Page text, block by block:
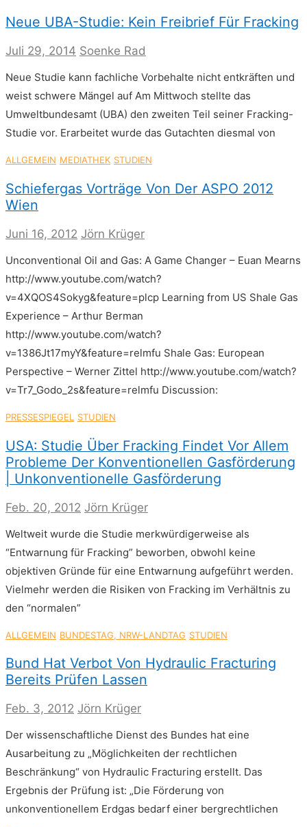
Neue UBA-Studie: Kein Freibrief Für Fracking
Juli 29, 2014 Soenke Rad
Neue Studie kann fachliche Vorbehalte nicht entkräften und
weist schwere Mängel auf Am Mittwoch stellte das
Umweltbundesamt (UBA) den zweiten Teil seiner Fracking-
Studie vor. Erarbeitet wurde das Gutachten diesmal von
ALLGEMEIN MEDIATHEK STUDIEN
Schiefergas Vorträge Von Der ASPO 2012
Wien
Juni 16, 2012 Jörn Krüger
Unconventional Oil and Gas: A Game Changer – Euan Mearns
http://www.youtube.com/watch?
v=4XQOS4Sokyg&feature=plcp Learning from US Shale Gas
Experience – Arthur Berman
http://www.youtube.com/watch?
v=1386Jt17myY&feature=relmfu Shale Gas: European
Perspective – Werner Zittel http://www.youtube.com/watch?
v=Tr7_Godo_2s&feature=relmfu Discussion:
PRESSESPIEGEL STUDIEN
USA: Studie Über Fracking Findet Vor Allem
Probleme Der Konventionellen Gasförderung
| Unkonventionelle Gasförderung
Feb. 20, 2012 Jörn Krüger
Weltweit wurde die Studie merkwürdigerweise als
“Entwarnung für Fracking” beworben, obwohl keine
objektiven Gründe für eine Entwarnung aufgeführt werden.
Vielmehr werden die Risiken von Fracking im Verhältnis zu
den “normalen”
ALLGEMEIN BUNDESTAG, NRW-LANDTAG STUDIEN
Bund Hat Verbot Von Hydraulic Fracturing
Bereits Prüfen Lassen
Feb. 3, 2012 Jörn Krüger
Der wissenschaftliche Dienst des Bundes hat eine
Ausarbeitung zu „Möglichkeiten der rechtlichen
Beschränkung“ von Hydraulic Fracturing erstellt. Das
Ergebnis der Prüfung ist: „Die Förderung von
unkonventionellem Erdgas bedarf einer bergrechtlichen